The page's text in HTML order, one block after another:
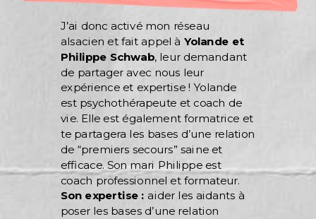
J’ai donc activé mon réseau
alsacien et fait appel à Yolande et
Philippe Schwab, leur demandant
de partager avec nous leur
expérience et expertise ! Yolande
est psychothérapeute et coach de
vie. Elle est également formatrice et
te partagera les bases d’une relation
de “premiers secours” saine et
efficace. Son mari Philippe est
coach professionnel et formateur.
Son expertise : aider les aidants à
poser les bases d’une relation